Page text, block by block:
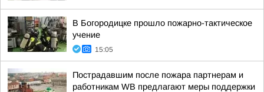
В Богородицке прошло пожарно-тактическое
учение
15:05
Пострадавшим после пожара партнерам и
работникам WB предлагают меры поддержки